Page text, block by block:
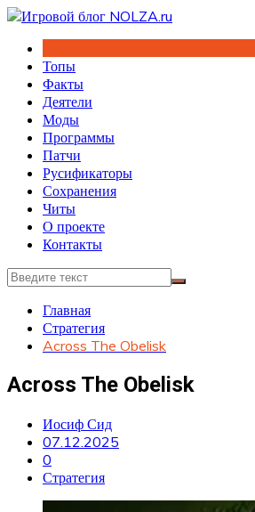
Перейти
содержимому
Топы
Факты
Деятели
Моды
Программы
Патчи
Русификаторы
Сохранения
Читы
О проекте
Контакты
Главная
Стратегия
Across The Obelisk
Across The Obelisk
Иосиф Сид
07.12.2025
0
Стратегия